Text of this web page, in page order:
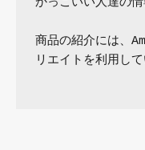
かっこいい人達の
商品の紹介には、
リエイトを利用して